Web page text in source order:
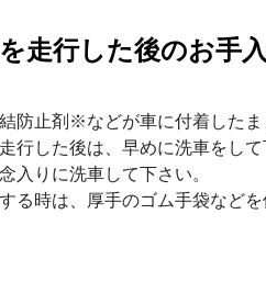
走行した後のお手
防止剤※などが車に付着したま
行した後は、早めに洗車をして
入りに洗車して下さい。
る時は、厚手のゴム手袋など